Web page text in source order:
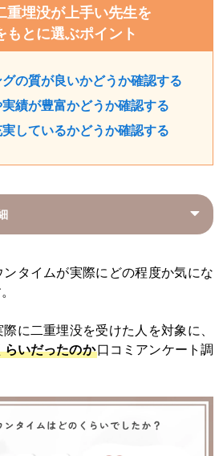
重埋没が上手い先生を
もとに選ぶポイント
の質が良いかどうか確認する
績が豊富かどうか確認する
しているかどうか確認する
ンタイムが実際にどの程度か気にな
に二重埋没を受けた人を対象に、
らいだったのか口コミアンケート調